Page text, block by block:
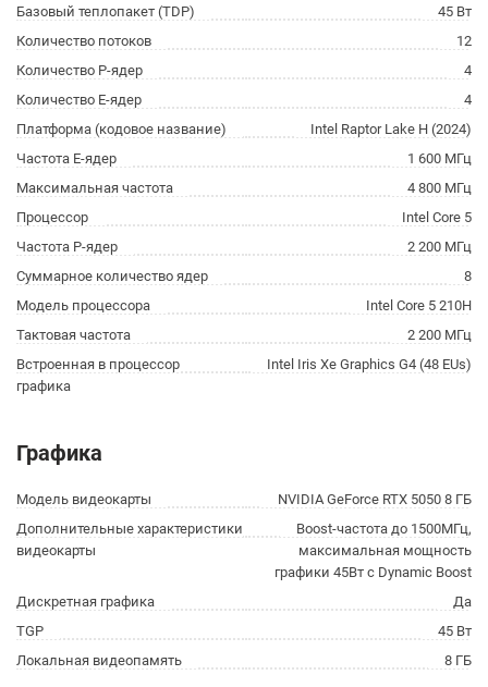
Базовый теплопакет (TDP)
45 Вт
Количество потоков
12
Количество P-ядер
4
Количество E-ядер
4
Платформа (кодовое название)
Intel Raptor Lake H (2024)
Частота E-ядер
1 600 МГц
Максимальная частота
4 800 МГц
Процессор
Intel Core 5
Частота P-ядер
2 200 МГц
Суммарное количество ядер
8
Модель процессора
Intel Core 5 210H
Тактовая частота
2 200 МГц
Встроенная в процессор
графика
Intel Iris Xe Graphics G4 (48 EUs)
Графика
Модель видеокарты
NVIDIA GeForce RTX 5050 8 ГБ
Дополнительные характеристики
видеокарты
Boost-частота до 1500МГц,
максимальная мощность
графики 45Вт с Dynamic Boost
Дискретная графика
Да
TGP
45 Вт
Локальная видеопамять
8 ГБ